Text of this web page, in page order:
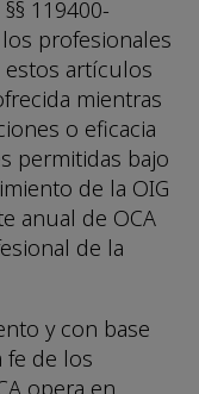
119400-
profesionales
estos artículos
mientras
o eficacia
permitidas bajo
de la OIG
anual de OCA
de la
y con base
fe de los